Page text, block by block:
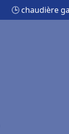
🕒 chaudière